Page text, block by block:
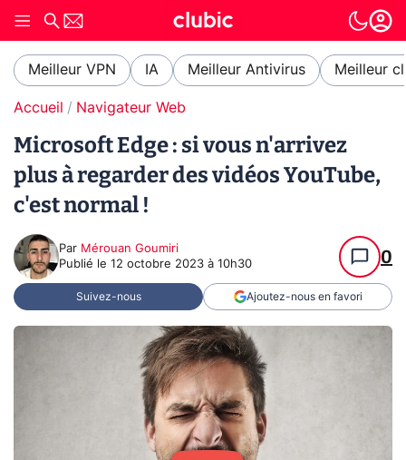
Meilleur VPN IA Meilleur Antivirus Meilleur
Accueil Navigateur Web
Microsoft Edge : si vous n'arrivez
plus à regarder des vidéos YouTube,
c'est normal !
Par Mérouan Goumiri
Publié le 12 octobre 2023 à 10h30 0
Suivez-nous Ajoutez-nous en favori